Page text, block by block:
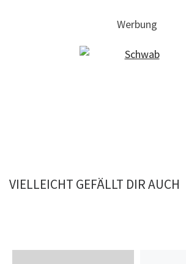
Werbung
VIELLEICHT GEFÄLLT DIR AUCH